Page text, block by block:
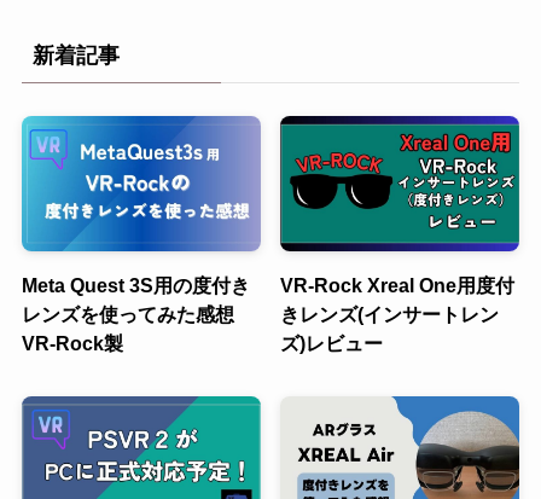
新着記事
Meta Quest 3S用の度付き
レンズを使ってみた感想
VR-Rock製
VR-Rock Xreal One用度付
きレンズ(インサートレン
ズ)レビュー